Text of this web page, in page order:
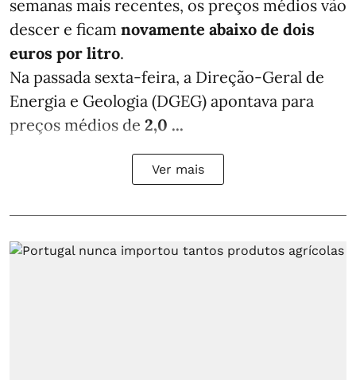
semanas mais recentes, os preços médios vão
descer e ficam novamente abaixo de dois
euros por litro.
Na passada sexta-feira, a Direção-Geral de
Energia e Geologia (DGEG) apontava para
preços médios de 2,0 ...
Ver mais